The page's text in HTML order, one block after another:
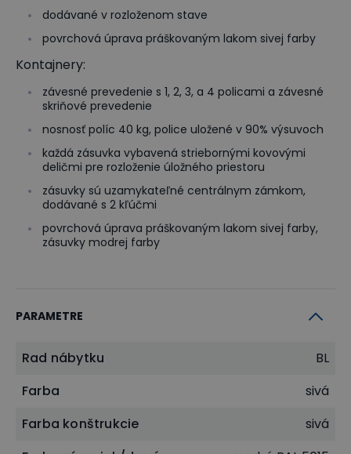
dodávané v rozloženom stave
povrchová úprava práškovaným lakom sivej farby
Kontajnery:
závesné prevedenie s 1, 2, 3, a 4 policami a závesné
skriňové prevedenie
nosnosť políc 40 kg, police uložené v 90% výsuvoch
každá zásuvka vybavená striebornými kovovými
deličmi pre rozloženie úložného priestoru
zásuvky sú uzamykateľné centrálnym zámkom,
dodávané s 2 kľúčmi
povrchová úprava práškovaným lakom sivej farby,
zásuvky modrej farby
PARAMETRE
Rad nábytku
BL
Farba
sivá
Farba konštrukcie
sivá